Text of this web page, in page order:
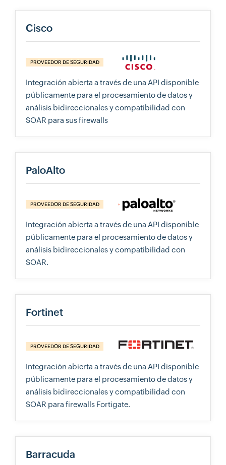
Cisco
PROVEEDOR DE SEGURIDAD
Integración abierta a través de una API disponible
públicamente para el procesamiento de datos y
análisis bidireccionales y compatibilidad con
SOAR para sus firewalls
PaloAlto
PROVEEDOR DE SEGURIDAD
Integración abierta a través de una API disponible
públicamente para el procesamiento de datos y
análisis bidireccionales y compatibilidad con
SOAR.
Fortinet
PROVEEDOR DE SEGURIDAD
Integración abierta a través de una API disponible
públicamente para el procesamiento de datos y
análisis bidireccionales y compatibilidad con
SOAR para firewalls Fortigate.
Barracuda